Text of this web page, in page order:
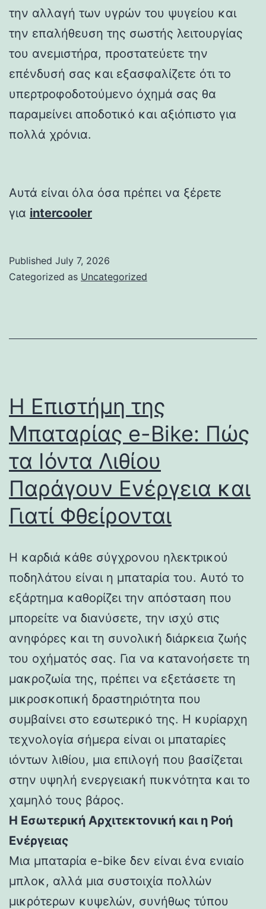
την αλλαγή των υγρών του ψυγείου και
την επαλήθευση της σωστής λειτουργίας
του ανεμιστήρα, προστατεύετε την
επένδυσή σας και εξασφαλίζετε ότι το
υπερτροφοδοτούμενο όχημά σας θα
παραμείνει αποδοτικό και αξιόπιστο για
πολλά χρόνια.
Αυτά είναι όλα όσα πρέπει να ξέρετε
για intercooler
Published July 7, 2026
Categorized as Uncategorized
Η Επιστήμη της
Μπαταρίας e-Bike: Πώς
τα Ιόντα Λιθίου
Παράγουν Ενέργεια και
Γιατί Φθείρονται
Η καρδιά κάθε σύγχρονου ηλεκτρικού
ποδηλάτου είναι η μπαταρία του. Αυτό το
εξάρτημα καθορίζει την απόσταση που
μπορείτε να διανύσετε, την ισχύ στις
ανηφόρες και τη συνολική διάρκεια ζωής
του οχήματός σας. Για να κατανοήσετε τη
μακροζωία της, πρέπει να εξετάσετε τη
μικροσκοπική δραστηριότητα που
συμβαίνει στο εσωτερικό της. Η κυρίαρχη
τεχνολογία σήμερα είναι οι μπαταρίες
ιόντων λιθίου, μια επιλογή που βασίζεται
στην υψηλή ενεργειακή πυκνότητα και το
χαμηλό τους βάρος.
Η Εσωτερική Αρχιτεκτονική και η Ροή
Ενέργειας
Μια μπαταρία e-bike δεν είναι ένα ενιαίο
μπλοκ, αλλά μια συστοιχία πολλών
μικρότερων κυψελών, συνήθως τύπου